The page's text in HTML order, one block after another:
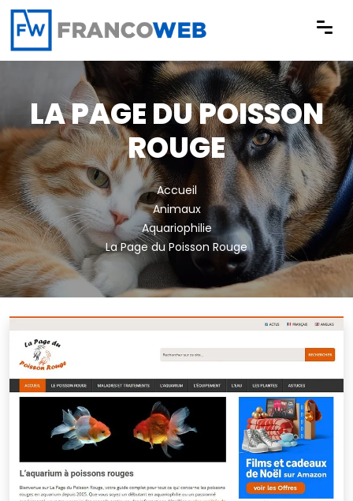
Panneau de gestion des cookies
LA PAGE DU POISSON
ROUGE
Accueil
Animaux
Aquariophilie
La Page du Poisson Rouge